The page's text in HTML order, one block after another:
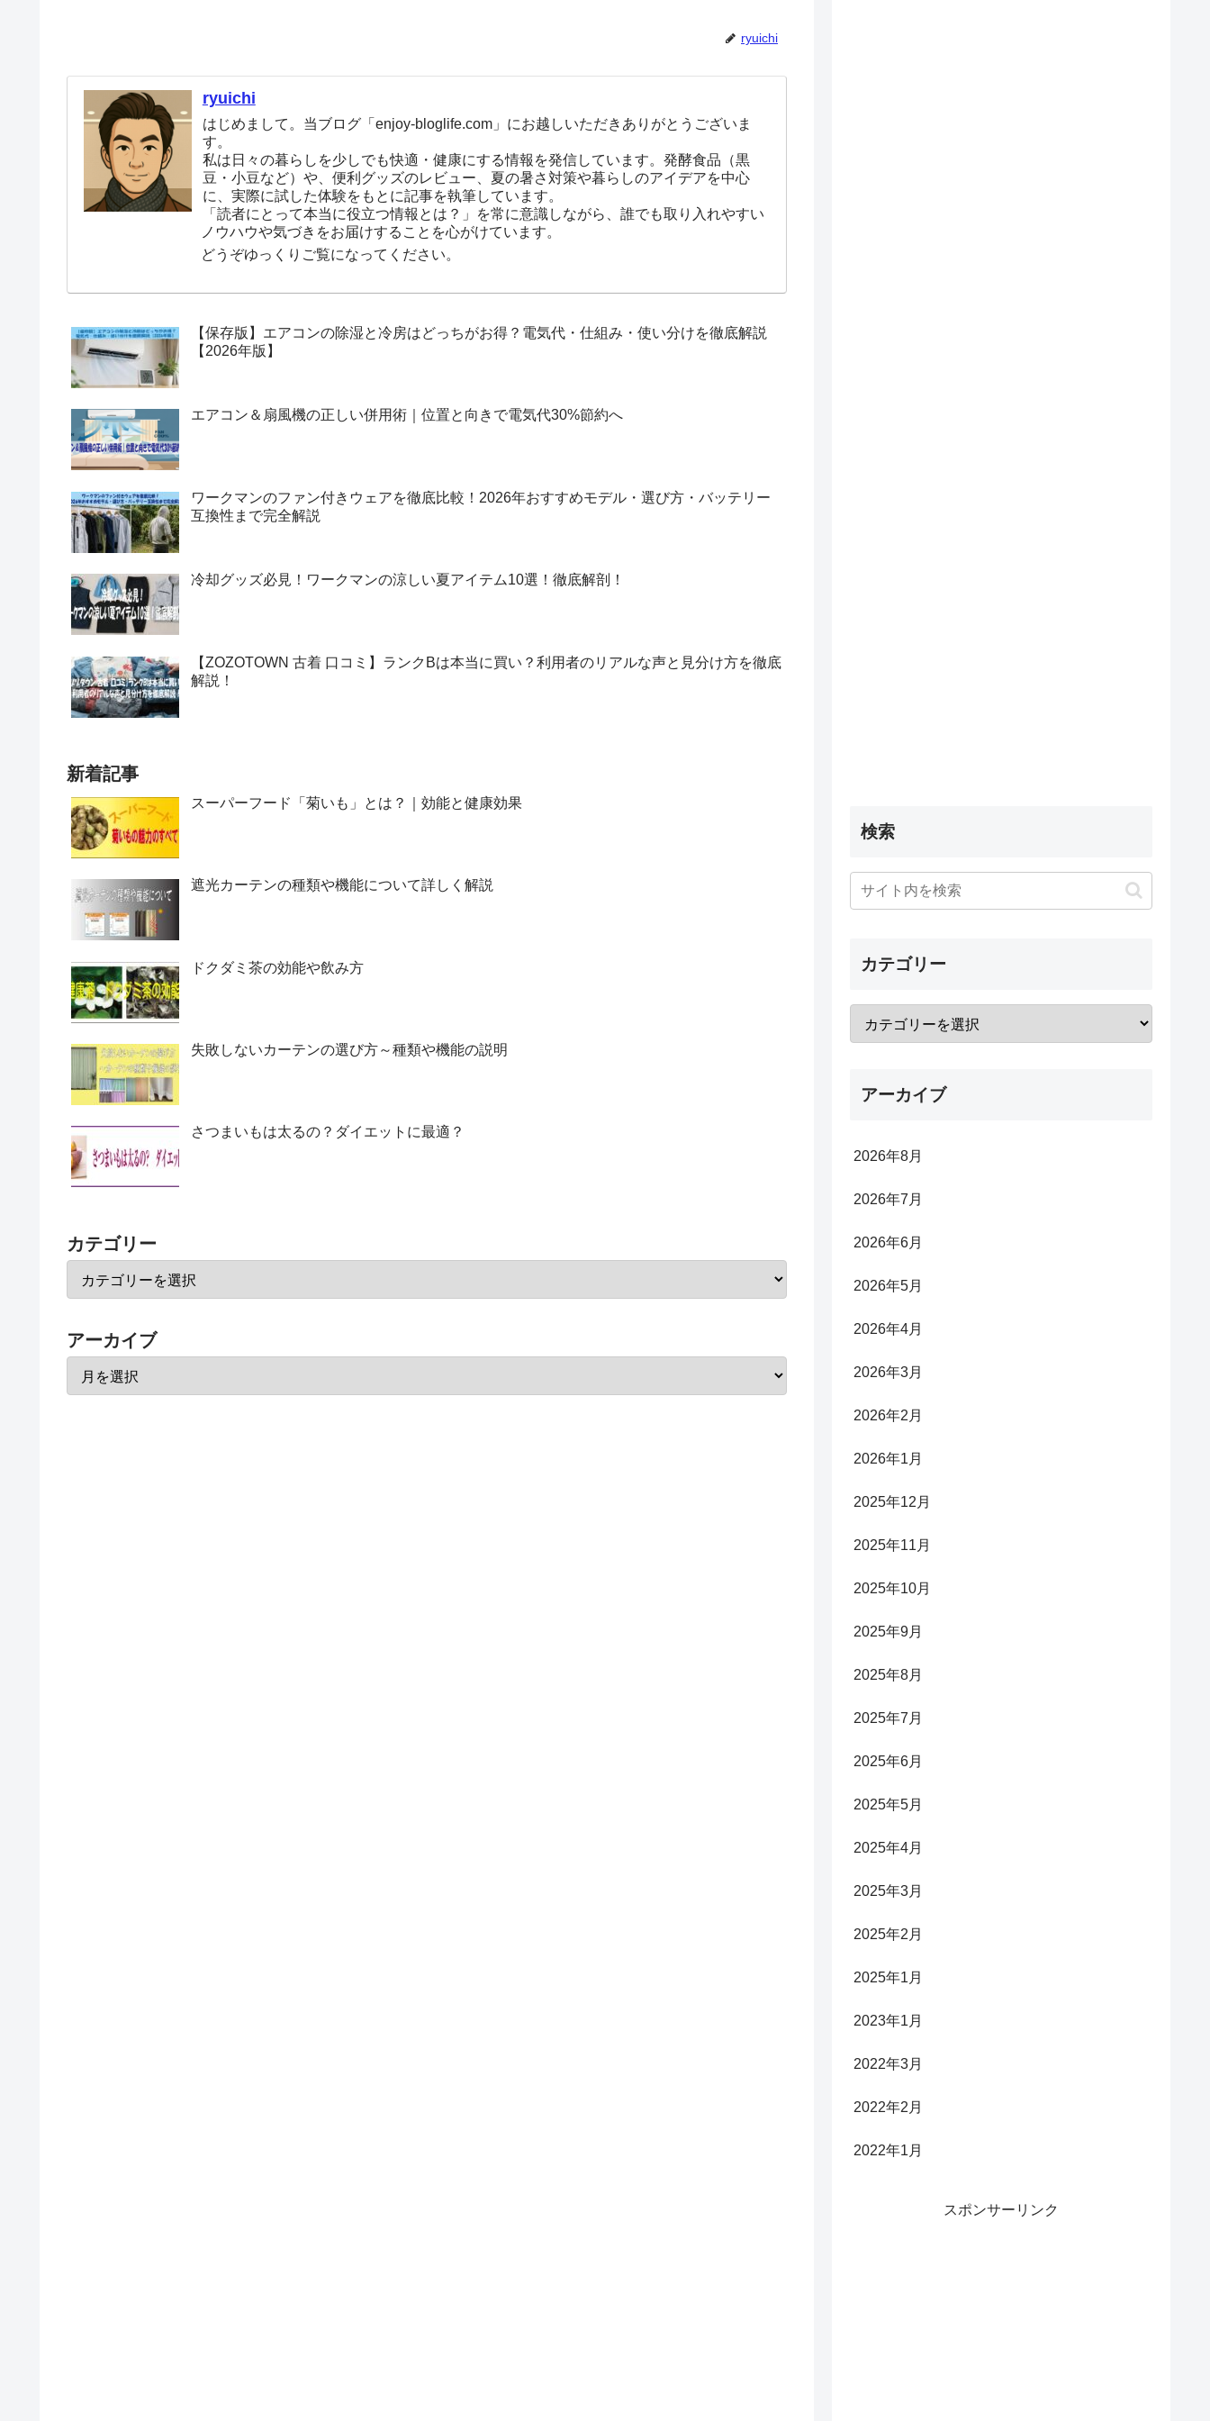
ryuichi
ryuichi
はじめまして。当ブログ「enjoy-bloglife.com」にお越しいただきありがとうございま
す。
私は日々の暮らしを少しでも快適・健康にする情報を発信しています。発酵食品（黒
豆・小豆など）や、便利グッズのレビュー、夏の暑さ対策や暮らしのアイデアを中心
に、実際に試した体験をもとに記事を執筆しています。
「読者にとって本当に役立つ情報とは？」を常に意識しながら、誰でも取り入れやすい
ノウハウや気づきをお届けすることを心がけています。
どうぞゆっくりご覧になってください。
【保存版】エアコンの除湿と冷房はどっちがお得？電気代・仕組み・使い分けを徹底解説
【2026年版】
エアコン＆扇風機の正しい併用術｜位置と向きで電気代30%節約へ
ワークマンのファン付きウェアを徹底比較！2026年おすすめモデル・選び方・バッテリー
互換性まで完全解説
冷却グッズ必見！ワークマンの涼しい夏アイテム10選！徹底解剖！
【ZOZOTOWN 古着 口コミ】ランクBは本当に買い？利用者のリアルな声と見分け方を徹底
解説！
新着記事
スーパーフード「菊いも」とは？｜効能と健康効果
遮光カーテンの種類や機能について詳しく解説
ドクダミ茶の効能や飲み方
失敗しないカーテンの選び方～種類や機能の説明
さつまいもは太るの？ダイエットに最適？
カテゴリー
アーカイブ
検索
カテゴリー
アーカイブ
2026年8月
2026年7月
2026年6月
2026年5月
2026年4月
2026年3月
2026年2月
2026年1月
2025年12月
2025年11月
2025年10月
2025年9月
2025年8月
2025年7月
2025年6月
2025年5月
2025年4月
2025年3月
2025年2月
2025年1月
2023年1月
2022年3月
2022年2月
2022年1月
スポンサーリンク